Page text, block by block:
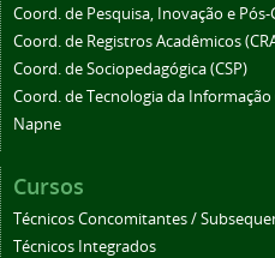
Coord. de Pesquisa, Inovação e Pós-
Coord. de Registros Acadêmicos
Coord. de Sociopedagógica (CSP)
Coord. de Tecnologia da Informação
Napne
Cursos
Técnicos Concomitantes /
Técnicos Integrados